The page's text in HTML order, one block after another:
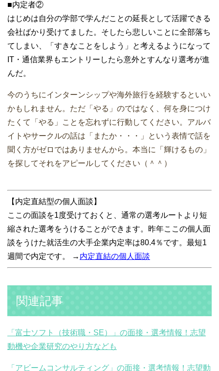
■内定者②
はじめは自分の学部で学んだことの延長として活躍できる
会社ばかり受けてました。そしたら悲しいことに全部落ち
てしまい、「すきなことをしよう」と考えるようになって
IT・通信業界もエントリーしたら意外とすんなり選考が進
んだ。
今のうちにインターンシップや海外旅行を経験するといい
かもしれません。ただ「やる」のではなく、何を身につけ
たくて「やる」ことを忘れずに行動してください。アルバ
イトやサークルの話は「またか・・・」という表情で話を
聞く方がゼロではありませんから。本当に「輝けるもの」
を探してそれをアピールしてください（＾＾）
【内定直結型の個人面談】
ここの面談を1度受けておくと、通常の選考ルートより短
縮された選考をうけることができます。昨年ここの個人面
談をうけた就活生の大手企業内定率は80.4％です。最短1
週間で内定です。 → 内定直結の個人面談
関連記事
「富士ソフト（技術職・SE）」の面接・選考情報！志望
動機や企業研究のやり方なども
「アビームコンサルティング」の面接・選考情報！志望動